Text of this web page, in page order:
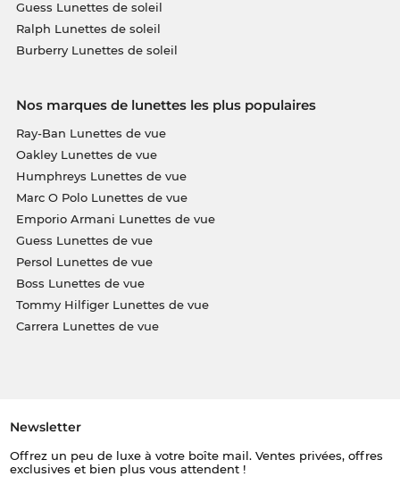
Guess Lunettes de soleil
Ralph Lunettes de soleil
Burberry Lunettes de soleil
Nos marques de lunettes les plus populaires
Ray-Ban Lunettes de vue
Oakley Lunettes de vue
Humphreys Lunettes de vue
Marc O Polo Lunettes de vue
Emporio Armani Lunettes de vue
Guess Lunettes de vue
Persol Lunettes de vue
Boss Lunettes de vue
Tommy Hilfiger Lunettes de vue
Carrera Lunettes de vue
Newsletter
Offrez un peu de luxe à votre boîte mail. Ventes privées, offres
exclusives et bien plus vous attendent !